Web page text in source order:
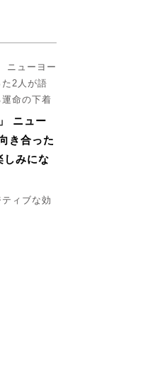
ニュー
き合った
しみにな
ィブな効